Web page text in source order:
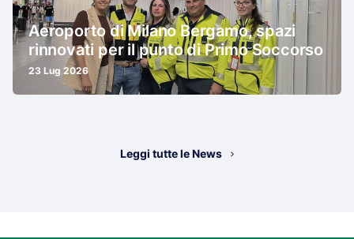
Aeroporto di Milano Bergamo, spazi
rinnovati per il punto di Primo Soccorso
23 Lug 2026
Leggi tutte le News